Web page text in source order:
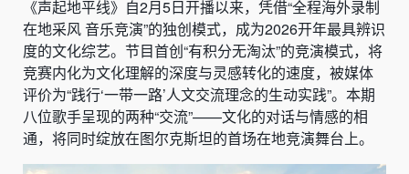
《声起地平线》自2月5日开播以来，凭借“全程海外录制
在地采风 音乐竞演”的独创模式，成为2026开年最具辨识
度的文化综艺。节目首创“有积分无淘汰”的竞演模式，将
竞赛内化为文化理解的深度与灵感转化的速度，被媒体
评价为“践行‘一带一路’人文交流理念的生动实践”。本期
八位歌手呈现的两种“交流”——文化的对话与情感的相
通，将同时绽放在图尔克斯坦的首场在地竞演舞台上。